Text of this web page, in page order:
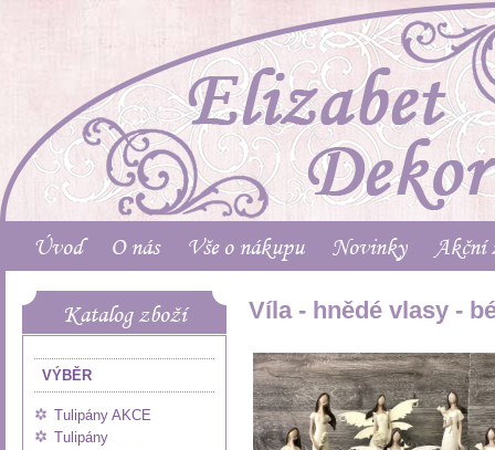
Úvod O nás Vše o nákupu Novinky Akční
Katalog zboží
VÝBĚR
Tulipány AKCE
Tulipány
Víla - hnědé vlasy -